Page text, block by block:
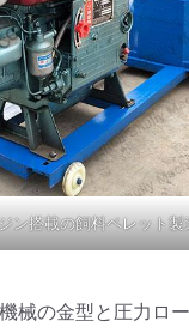
ン搭載の飼料ペレット製
械の金型と圧力ロ